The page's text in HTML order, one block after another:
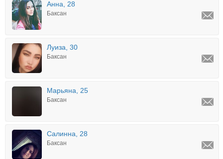
Анна, 28
Баксан
Луиза, 30
Баксан
Марьяна, 25
Баксан
Салинна, 28
Баксан